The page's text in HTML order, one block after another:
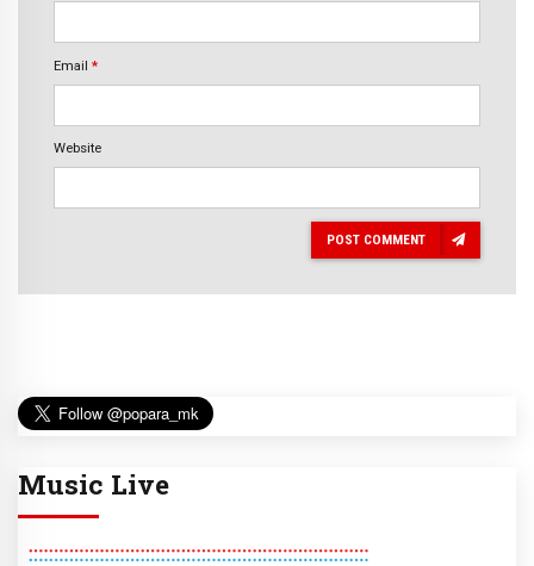
Email *
Website
POST COMMENT
Music Live